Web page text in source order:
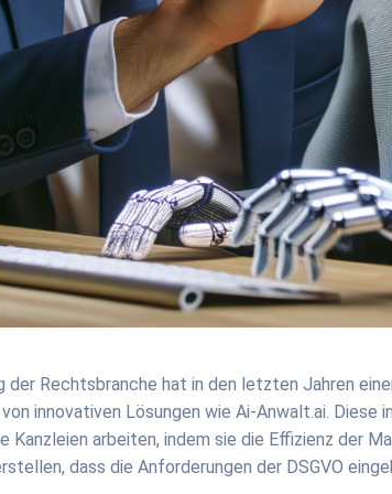
der Rechtsbranche hat in den letzten Jahren
von innovativen Lösungen wie Ai-Anwalt.ai.
Kanzleien arbeiten, indem sie die Effizienz der
dass die Anforderungen der DSGVO